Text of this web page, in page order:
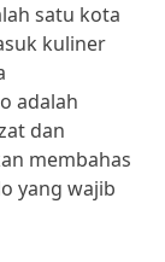
satu kota
kuliner
adalah
dan
membahas
yang wajib